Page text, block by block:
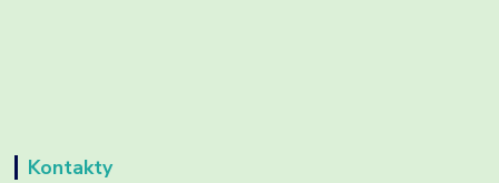
Kontakty